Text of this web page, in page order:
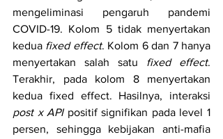
mengeliminasi pengaruh pandemi
COVID-19. Kolom 5 tidak menyertakan
kedua fixed effect. Kolom 6 dan 7 hanya
menyertakan salah satu fixed effect.
Terakhir, pada kolom 8 menyertakan
post x API positif signifikan pada level 1
persen, sehingga kebijakan anti-mafia